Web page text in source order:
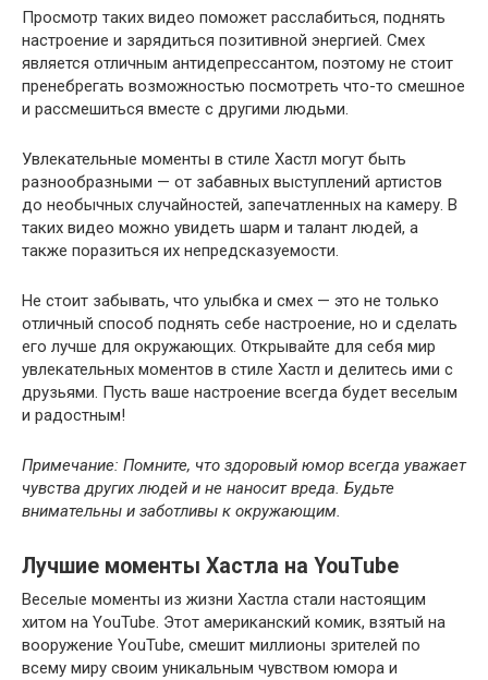
Просмотр таких видео поможет расслабиться, поднять
настроение и зарядиться позитивной энергией. Смех
является отличным антидепрессантом, поэтому не стоит
пренебрегать возможностью посмотреть что-то смешное
и рассмешиться вместе с другими людьми.
Увлекательные моменты в стиле Хастл могут быть
разнообразными — от забавных выступлений артистов
до необычных случайностей, запечатленных на камеру. В
таких видео можно увидеть шарм и талант людей, а
также поразиться их непредсказуемости.
Не стоит забывать, что улыбка и смех — это не только
отличный способ поднять себе настроение, но и сделать
его лучше для окружающих. Открывайте для себя мир
увлекательных моментов в стиле Хастл и делитесь ими с
друзьями. Пусть ваше настроение всегда будет веселым
и радостным!
Примечание: Помните, что здоровый юмор всегда уважает
чувства других людей и не наносит вреда. Будьте
внимательны и заботливы к окружающим.
Лучшие моменты Хастла на YouTube
Веселые моменты из жизни Хастла стали настоящим
хитом на YouTube. Этот американский комик, взятый на
вооружение YouTube, смешит миллионы зрителей по
всему миру своим уникальным чувством юмора и